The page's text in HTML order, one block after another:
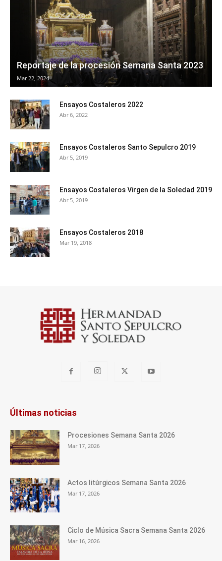
Reportaje de la procesión Semana Santa 2023
Mar 22, 2024
Ensayos Costaleros 2022
Abr 6, 2022
Ensayos Costaleros Santo Sepulcro 2019
Abr 5, 2019
Ensayos Costaleros Virgen de la Soledad 2019
Abr 5, 2019
Ensayos Costaleros 2018
Mar 19, 2018
Últimas noticias
Procesiones Semana Santa 2026
Mar 17, 2026
Actos litúrgicos Semana Santa 2026
Mar 17, 2026
Ciclo de Música Sacra Semana Santa 2026
Mar 16, 2026